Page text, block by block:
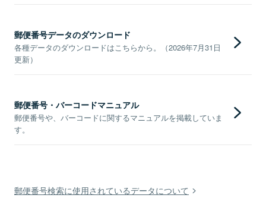
郵便番号データのダウンロード
各種データのダウンロードはこちらから。（2026年7月31日
更新）
郵便番号・バーコードマニュアル
郵便番号や、バーコードに関するマニュアルを掲載していま
す。
郵便番号検索に使用されているデータについて